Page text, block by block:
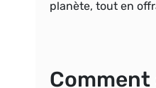
planète, tout en